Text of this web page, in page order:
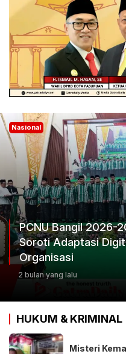
Nasional
PCNU Bangil 2026-
Soroti Adaptasi
Organisasi
2 bulan yang lalu
HUKUM & KRIMINAL
Misteri